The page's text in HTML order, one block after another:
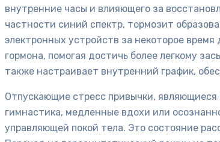
внутренние часы и влияющего за
частности синий спектр, тормозит
электронных устройств за некоторое
гормона, помогая достичь более легкому
также настраивает внутренний график,
Отпускающие стресс привычки, являющиеся
гимнастика, медленные вдохи или
управляющей покой тела. Это состояние